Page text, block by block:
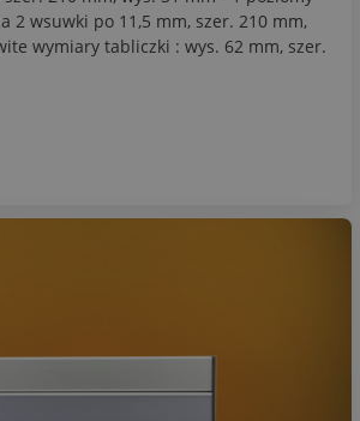
2 wsuwki po 11,5 mm, szer. 210 mm,
wymiary tabliczki : wys. 62 mm, szer.